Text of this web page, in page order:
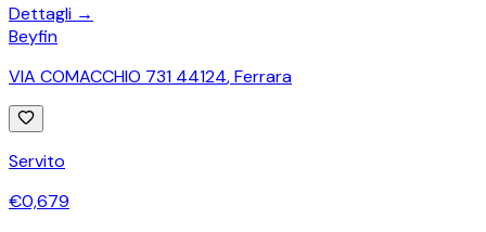
Dettagli →
Beyfin
VIA COMACCHIO 731 44124,Ferrara
Servito
€0,679